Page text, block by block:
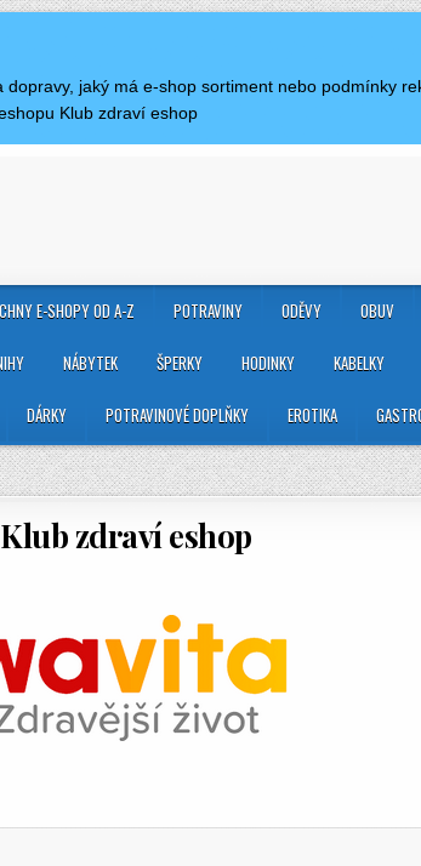
jaký má e-shop sortiment nebo podmínky
Klub zdraví eshop
E-SHOPY OD A-Z POTRAVINY ODĚVY OBUV
NÁBYTEK ŠPERKY HODINKY KABELKY
DÁRKY POTRAVINOVÉ DOPLŇKY EROTIKA
Klub zdraví eshop